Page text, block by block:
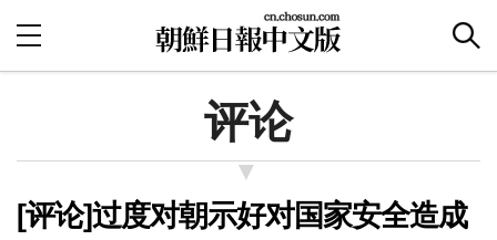
评论
[评论]过度对朝示好对国家安全造成